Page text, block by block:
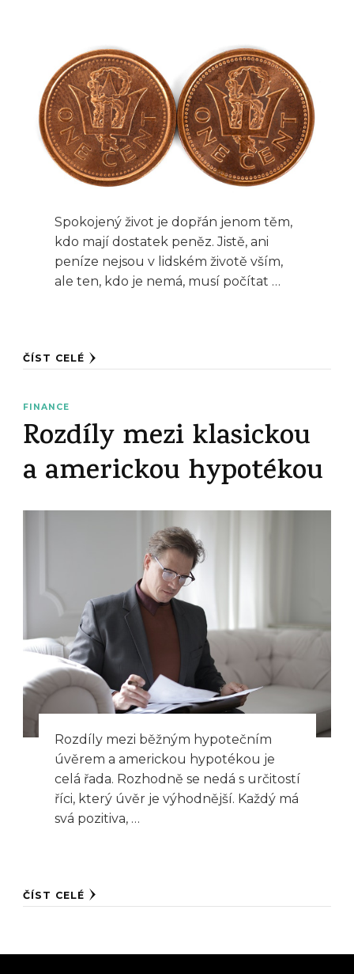
Spokojený život je dopřán jenom těm,
kdo mají dostatek peněz. Jistě, ani
peníze nejsou v lidském životě vším,
ale ten, kdo je nemá, musí počítat …
ČÍST CELÉ
FINANCE
Rozdíly mezi klasickou
a americkou hypotékou
Rozdíly mezi běžným hypotečním
úvěrem a americkou hypotékou je
celá řada. Rozhodně se nedá s určitostí
říci, který úvěr je výhodnější. Každý má
svá pozitiva, …
ČÍST CELÉ